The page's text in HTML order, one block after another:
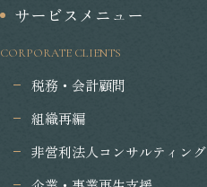
サービスメニュー
CORPORATE CLIENTS
税務・会計顧問
組織再編
非営利法人コンサルティング